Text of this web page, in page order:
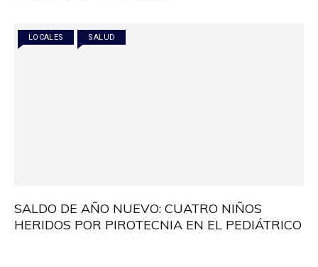
o
k
p
p
LOCALES SALUD
SALDO DE AÑO NUEVO: CUATRO NIÑOS
HERIDOS POR PIROTECNIA EN EL PEDIÁTRICO